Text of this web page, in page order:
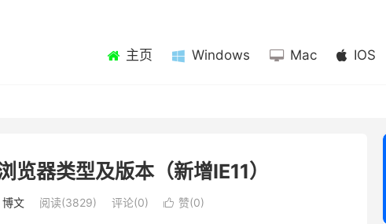
主页 Windows Mac IOS
器类型及版本（新增IE11）
博文 阅读(3829) 评论(0)  赞(0)